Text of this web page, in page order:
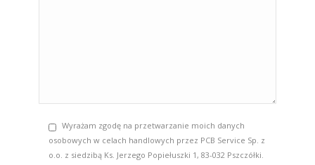
Wyrażam zgodę na przetwarzanie moich danych
osobowych w celach handlowych przez PCB Service Sp. z
o.o. z siedzibą Ks. Jerzego Popiełuszki 1, 83-032 Pszczółki.